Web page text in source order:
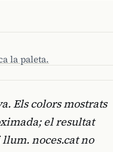
la paleta.
Els colors mostrats
el resultat
noces.cat no